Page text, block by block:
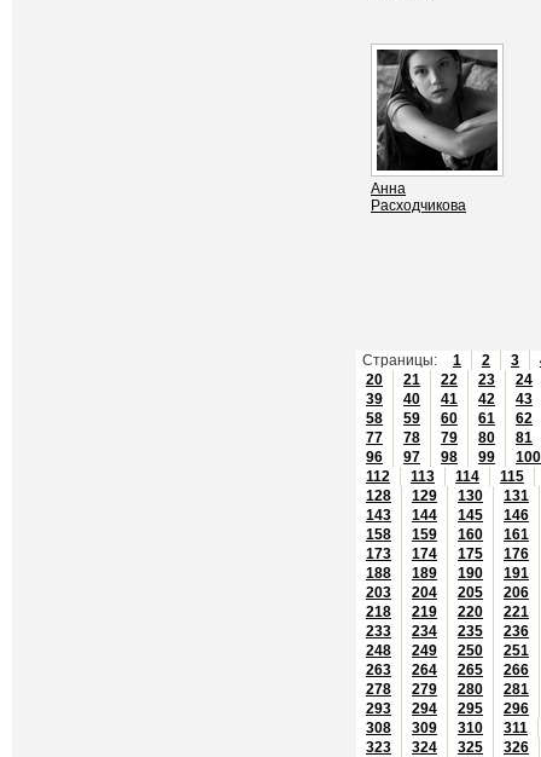
Анна
Расходчикова
Страницы: 1 2 3
20
21 22 23
24
39
40 41 42
43
58
59 60 61
62
77
78 79 80
81
96
97 98 99
100
112
113 114
115
128
129 130
131
143
144 145
146
158
159 160
161
173
174 175
176
188
189 190
191
203
204 205
206
218
219 220
221
233
234 235
236
248
249 250
251
263
264 265
266
278
279 280
281
293
294 295
296
308
309 310
311
323
324 325
326